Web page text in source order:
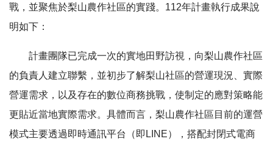
戰，並聚焦於梨山農作社區的實踐。112年計畫執行成果說
明如下：
計畫團隊已完成一次的實地田野訪視，向梨山農作社區
的負責人建立聯繫，並初步了解梨山社區的營運現況、實際
營運需求，以及存在的數位商務挑戰，使制定的應對策略能
更貼近當地實際需求。具體而言，梨山農作社區目前的運營
模式主要透過即時通訊平台（即LINE），搭配封閉式電商